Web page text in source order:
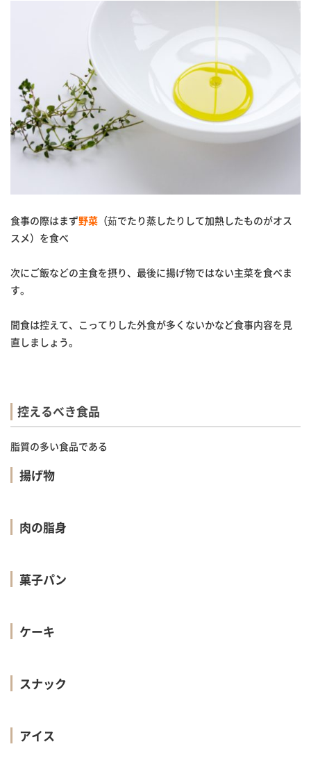
食事の際はまず野菜 （茹でたり蒸したりして加熱したものがオス
スメ）を食べ
次にご飯などの主食を摂り、最後に揚げ物ではない主菜を食べま
す。
間食は控えて、こってりした外食が多くないかなど食事内容を見
直しましょう。
控えるべき食品
脂質の多い食品である
揚げ物
肉の脂身
菓子パン
ケーキ
スナック
アイス